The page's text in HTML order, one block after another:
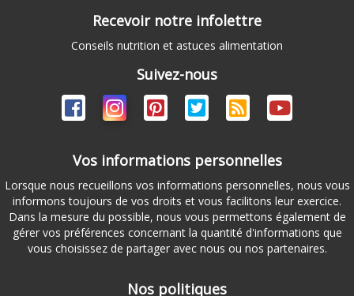
Recevoir notre infolettre
Conseils nutrition et astuces alimentation
Suivez-nous
Vos informations personnelles
Lorsque nous recueillons vos informations personnelles, nous vous
informons toujours de vos droits et vous facilitons leur exercice.
Dans la mesure du possible, nous vous permettons également de
gérer vos préférences concernant la quantité d'informations que
vous choisissez de partager avec nous ou nos partenaires.
Nos politiques